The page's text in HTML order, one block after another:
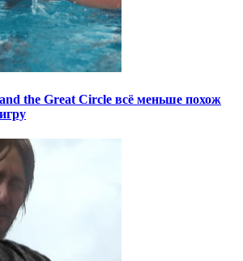
the Great Circle всё меньше похож